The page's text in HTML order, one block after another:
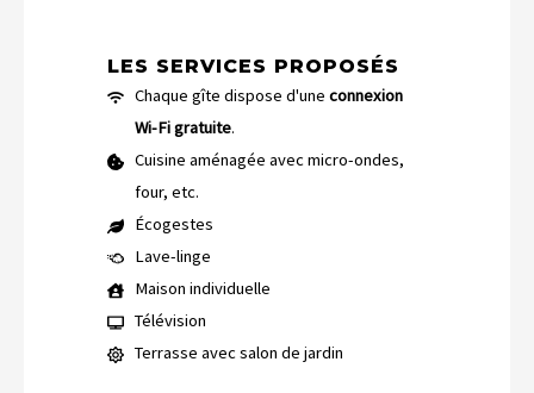
LES SERVICES PROPOSÉS
Chaque gîte dispose d'une connexion
Wi-Fi gratuite.
Cuisine aménagée avec micro-ondes,
four, etc.
Écogestes
Lave-linge
Maison individuelle
Télévision
Terrasse avec salon de jardin